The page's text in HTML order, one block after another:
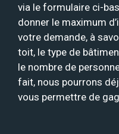
via le formulaire ci-
donner le maximum
votre demande, à
toit, le type de
le nombre de
fait, nous pourrons
vous permettre de